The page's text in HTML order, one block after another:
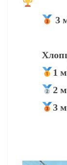
3
1
2
3